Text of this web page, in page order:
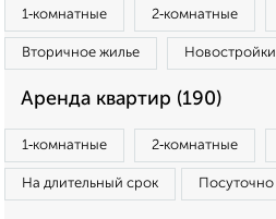
1‑комнатные 2‑комнатные
Вторичное жилье Новостройки
Аренда квартир (190)
1‑комнатные 2‑комнатные
На длительный срок Посуточно